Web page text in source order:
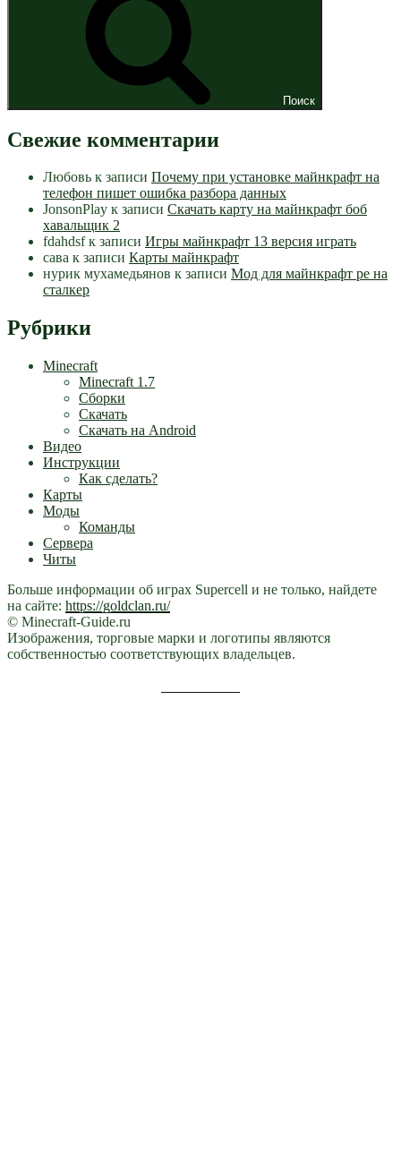
Поиск
Свежие комментарии
Любовь к записи Почему при установке майнкрафт на
телефон пишет ошибка разбора данных
JonsonPlay к записи Скачать карту на майнкрафт боб
хавальщик 2
fdahdsfк записи Игры майнкрафт 13 версия играть
сава к записи Карты майнкрафт
нурик мухамедьянов к записи Мод для майнкрафт pe на
сталкер
Рубрики
Minecraft
Minecraft 1.7
Сборки
Скачать
Скачать на Android
Видео
Инструкции
Как сделать?
Карты
Моды
Команды
Сервера
Читы
Больше информации об играх Supercell и не только, найдете
на сайте: https://goldclan.ru/
© Minecraft-Guide.ru
Изображения, торговые марки и логотипы являются
собственностью соответствующих владельцев.